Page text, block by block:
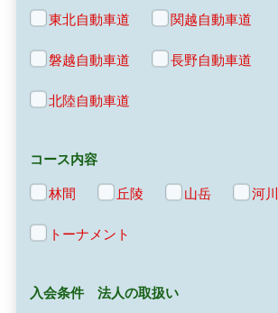
東北自動車道 関越自動車道
磐越自動車道 長野自動車道
北陸自動車道
コース内容
林間 丘陵 山岳 河川
トーナメント
入会条件 法人の取扱い